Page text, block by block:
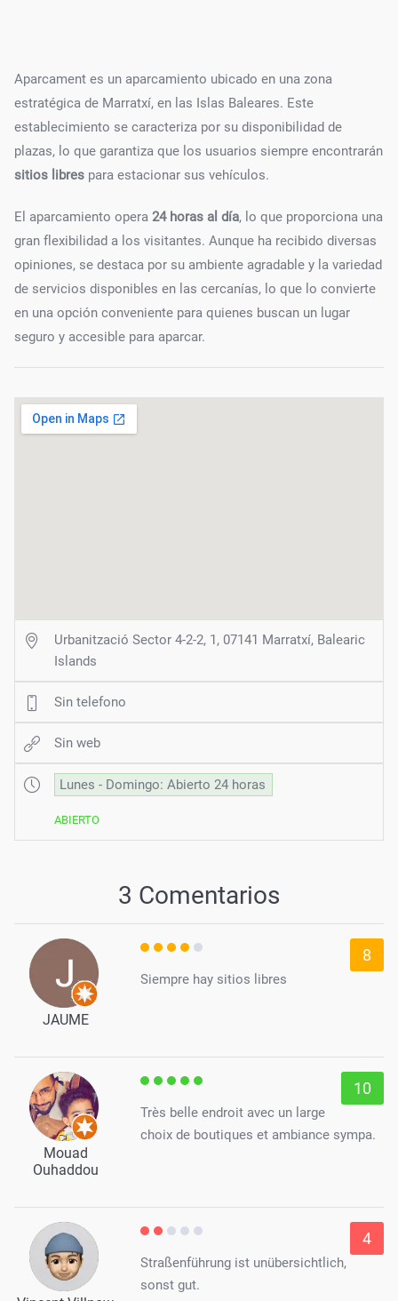
Aparcament es un aparcamiento ubicado en una zona
estratégica de Marratxí, en las Islas Baleares. Este
establecimiento se caracteriza por su disponibilidad de
plazas, lo que garantiza que los usuarios siempre encontrarán
sitios libres para estacionar sus vehículos.
El aparcamiento opera 24 horas al día, lo que proporciona una
gran flexibilidad a los visitantes. Aunque ha recibido diversas
opiniones, se destaca por su ambiente agradable y la variedad
de servicios disponibles en las cercanías, lo que lo convierte
en una opción conveniente para quienes buscan un lugar
seguro y accesible para aparcar.
Urbanització Sector 4-2-2, 1, 07141 Marratxí, Balearic
Islands
Sin telefono
Sin web
Lunes - Domingo: Abierto 24 horas
ABIERTO
3 Comentarios
JAUME
8
Siempre hay sitios libres
Mouad
Ouhaddou
10
Très belle endroit avec un large
choix de boutiques et ambiance sympa.
4
Straßenführung ist unübersichtlich,
sonst gut.